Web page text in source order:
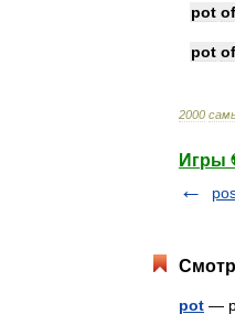
pot of
pot of
2000
Игры
pot —